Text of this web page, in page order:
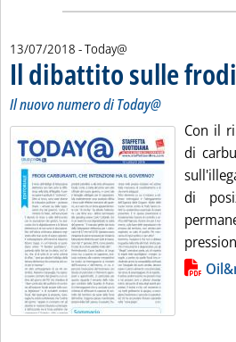
13/07/2018 - Today@
Il dibattito sulle
Il nuovo numero di Today@
Con il
di
di
Lista allegati PDF alla